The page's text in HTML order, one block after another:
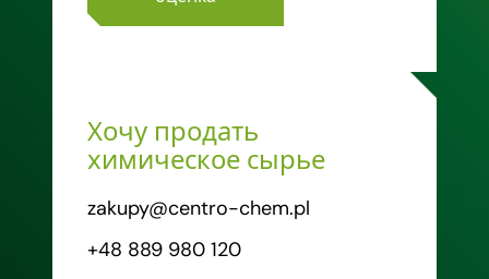
Хочу продать
химическое сырье
zakupy@centro-chem.pl
+48 889 980 120